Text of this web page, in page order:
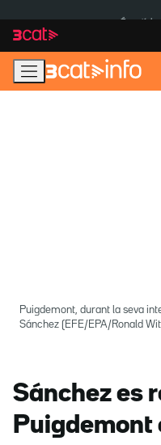
navegació
principal
contingut
Puigdemont, durant la seva
Sánchez (EFE/EPA/Ronald
Sánchez es
Puigdemont